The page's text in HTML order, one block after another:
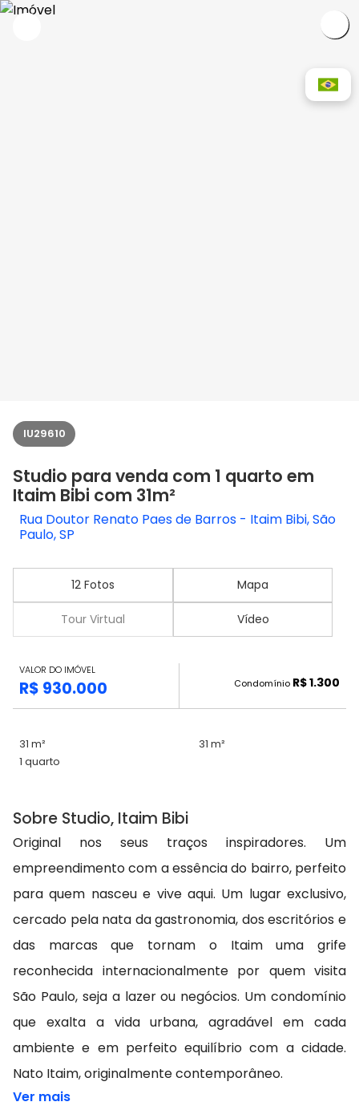
IU29610
Studio para venda com 1 quarto em
Itaim Bibi com 31m²
Rua Doutor Renato Paes de Barros - Itaim Bibi, São
Paulo, SP
12 Fotos Mapa
Tour Virtual Vídeo
VALOR DO IMÓVEL
R$ 930.000 Condomínio R$ 1.300
31 m²
31 m²
1 quarto
Sobre Studio, Itaim Bibi
Original nos seus traços inspiradores. Um
empreendimento com a essência do bairro, perfeito
para quem nasceu e vive aqui. Um lugar exclusivo,
cercado pela nata da gastronomia, dos escritórios e
das marcas que tornam o Itaim uma grife
reconhecida internacionalmente por quem visita
São Paulo, seja a lazer ou negócios. Um condomínio
que exalta a vida urbana, agradável em cada
ambiente e em perfeito equilíbrio com a cidade.
Nato Itaim, originalmente contemporâneo.
Ver mais